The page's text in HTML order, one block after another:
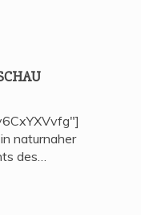
naturnaher
des…